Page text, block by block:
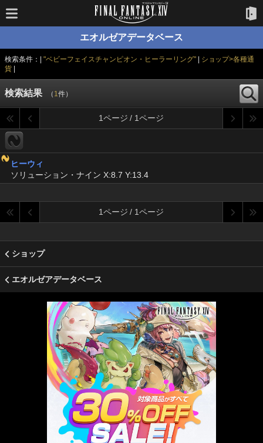
エオルゼアデータベース
検索条件：| "ベビーフェイスチャンピオン・ヒーラーリング"|
ショップ>各種通
貨|
検索結果 （ 1件）
1ページ / 1ページ
ヒーウィ
ソリューション・ナイン X:8.7 Y:13.4
1ページ / 1ページ
ショップ
エオルゼアデータベース